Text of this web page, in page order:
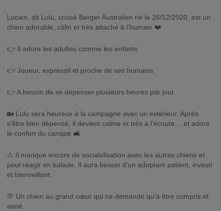
Lucien, dit Lulu, croisé Berger Australien né le 26/12/2020, est un
chien adorable, câlin et très attaché à l’humain ❤️
👉 Il adore les adultes comme les enfants
👉 Joueur, expressif et proche de ses humains
👉 A besoin de se dépenser plusieurs heures par jour
🏡 Lulu sera heureux à la campagne avec un extérieur. Après
s’être bien dépensé, il devient calme et très à l’écoute… et adore
le confort du canapé 🛋️
⚠️ Il manque encore de sociabilisation avec les autres chiens et
peut réagir en balade. Il aura besoin d’un adoptant patient, investi
et bienveillant.
💛 Un chien au grand cœur qui ne demande qu’à être compris et
aimé.